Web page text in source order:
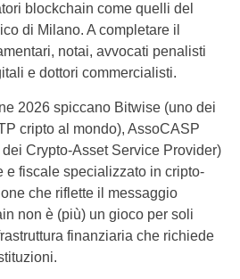
blockchain come quelli del
di Milano. A completare il
notai, avvocati penalisti
e dottori commercialisti.
2026 spiccano Bitwise (uno dei
cripto al mondo), AssoCASP
Crypto-Asset Service Provider)
e fiscale specializzato in cripto-
che riflette il messaggio
non è (più) un gioco per soli
finanziaria che richiede